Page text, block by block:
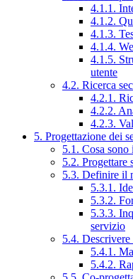
4.1.1.
4.1.2.
4.1.3.
4.1.4.
4.1.5.
utente
4.2. Ricerca
4.2.1.
4.2.2.
4.2.3.
5. Progettazione dei
5.1. Cosa
5.2.
5.3. Definire il
5.3.1.
5.3.2.
5.3.3.
servizio
5.4.
5.4.1.
5.4.2.